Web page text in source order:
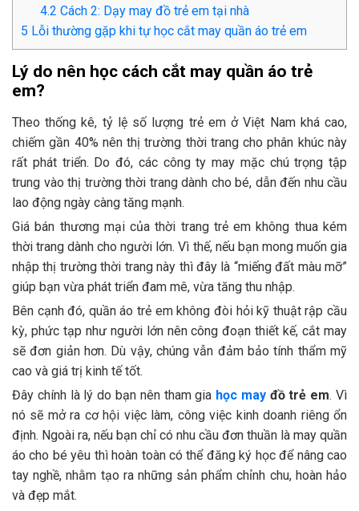
4.2 Cách 2: Dạy may đồ trẻ em tại nhà
5 Lỗi thường gặp khi tự học cắt may quần áo trẻ em
Lý do nên học cách cắt may quần áo trẻ
em?
Theo thống kê, tỷ lệ số lượng trẻ em ở Việt Nam khá cao,
chiếm gần 40% nên thị trường thời trang cho phân khúc này
rất phát triển. Do đó, các công ty may mặc chú trọng tập
trung vào thị trường thời trang dành cho bé, dẫn đến nhu cầu
lao động ngày càng tăng mạnh.
Giá bán thương mại của thời trang trẻ em không thua kém
thời trang dành cho người lớn. Vì thế, nếu bạn mong muốn gia
nhập thị trường thời trang này thì đây là “miếng đất màu mỡ”
giúp bạn vừa phát triển đam mê, vừa tăng thu nhập.
Bên cạnh đó, quần áo trẻ em không đòi hỏi kỹ thuật rập cầu
kỳ, phức tạp như người lớn nên công đoạn thiết kế, cắt may
sẽ đơn giản hơn. Dù vậy, chúng vẫn đảm bảo tính thẩm mỹ
cao và giá trị kinh tế tốt.
Đây chính là lý do bạn nên tham gia học mayđồ trẻ em. Vì
nó sẽ mở ra cơ hội việc làm, công việc kinh doanh riêng ổn
định. Ngoài ra, nếu bạn chỉ có nhu cầu đơn thuần là may quần
áo cho bé yêu thì hoàn toàn có thể đăng ký học để nâng cao
tay nghề, nhằm tạo ra những sản phẩm chỉnh chu, hoàn hảo
và đẹp mắt.